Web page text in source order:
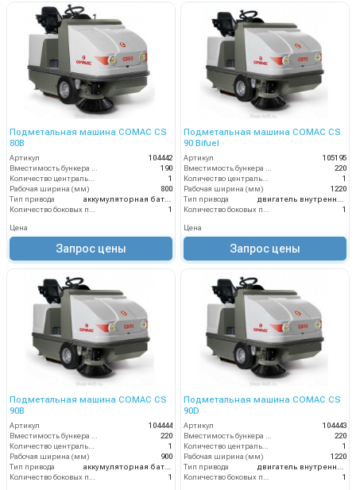
Подметальная машина COMAC CS
80B
Артикул
104442
Вместимость бункера (л)
190
Количество центральных мусоросборных валиков (шт)
1
Рабочая ширина (мм)
800
Тип привода
аккумуляторная батарея
Количество боковых подметальных щёток (шт)
1
Цена
Запрос цены
Подметальная машина COMAC CS
90 Bifuel
Артикул
105195
Вместимость бункера (л)
220
Количество центральных мусоросборных валиков (шт)
1
Рабочая ширина (мм)
1220
Тип привода
двигатель внутреннего сгорания
Количество боковых подметальных щёток (шт)
1
Цена
Запрос цены
Подметальная машина COMAC CS
90B
Артикул
104444
220
1
Рабочая ширина (мм)
900
Тип привода
1
Подметальная машина COMAC CS
90D
Артикул
104443
220
1
Рабочая ширина (мм)
1220
Тип привода
1